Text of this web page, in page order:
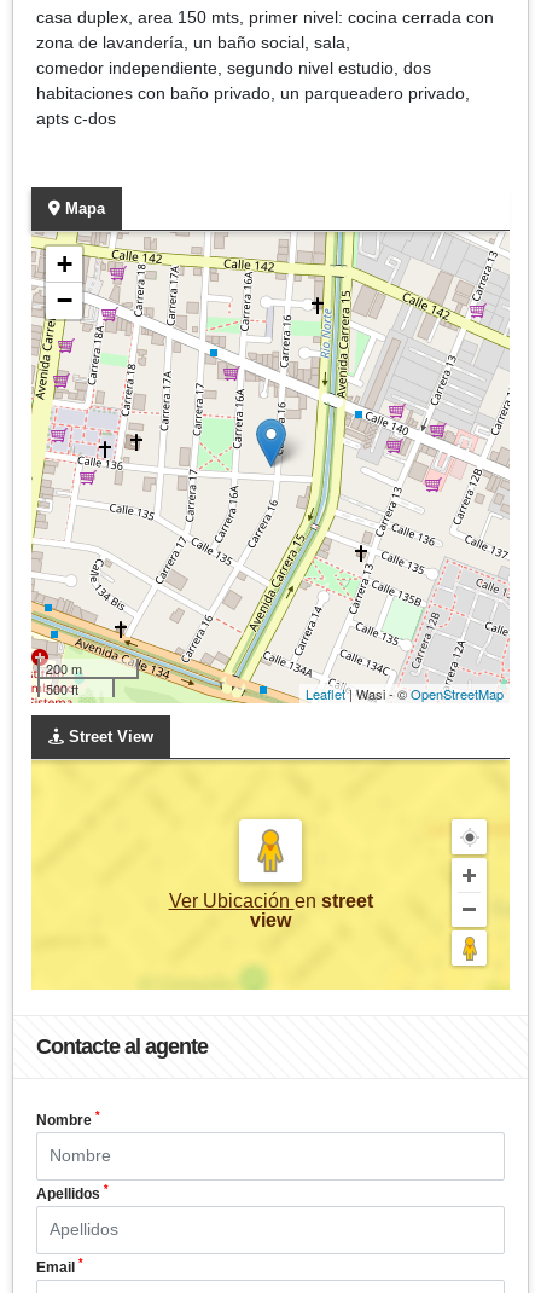
casa duplex, area 150 mts, primer nivel: cocina cerrada con
zona de lavandería, un baño social, sala,
comedor independiente, segundo nivel estudio, dos
habitaciones con baño privado, un parqueadero privado,
apts c-dos
Mapa
+
−
200 m
500 ft
Leaflet| Wasi - ©OpenStreetMap
Street View
Ver Ubicación en street
view
Contacte al agente
Nombre *
Apellidos *
Email *